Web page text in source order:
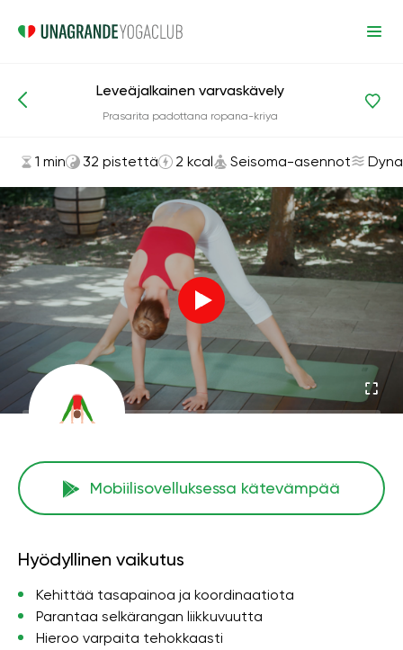
Asanat ja harjoitukset Seisoma-asennot
Leveäjalkainen varvaskävely
Prasarita padottana ropana-kriya
1 min 32 pistettä 2 kcal Seisoma-asennot
Mobiilisovelluksessa kätevämpää
Hyödyllinen vaikutus
Kehittää tasapainoa ja koordinaatiota
Parantaa selkärangan liikkuvuutta
Hieroo varpaita tehokkaasti